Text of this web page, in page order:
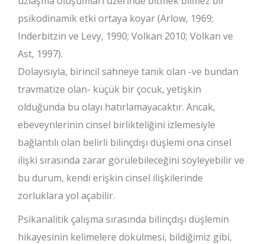
psikodinamik etki ortaya koyar (Arlow, 1969;
Inderbitzin ve Levy, 1990; Volkan 2010; Volkan ve
Ast, 1997).
Dolayısıyla, birincil sahneye tanık olan -ve bundan
travmatize olan- küçük bir çocuk, yetişkin
olduğunda bu olayı hatırlamayacaktır. Ancak,
ebeveynlerinin cinsel birlikteliğini izlemesiyle
bağlantılı olan belirli bilinçdışı düşlemi ona cinsel
ilişki sırasında zarar görülebileceğini söyleyebilir ve
bu durum, kendi erişkin cinsel ilişkilerinde
zorluklara yol açabilir.
Psikanalitik çalışma sırasında bilinçdışı düşlemin
hikayesinin kelimelere dökülmesi, bildiğimiz gibi,